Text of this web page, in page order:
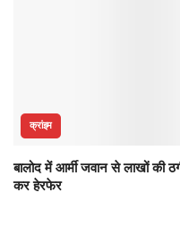
क्रांइम
बालोद में आर्मी जवान से लाखों की
कर हेरफेर